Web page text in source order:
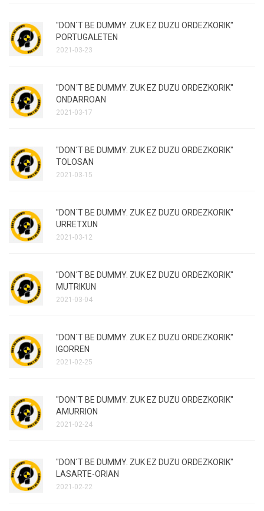
"DON´T BE DUMMY. ZUK EZ DUZU ORDEZKORIK"
PORTUGALETEN
2021-03-23
"DON´T BE DUMMY. ZUK EZ DUZU ORDEZKORIK"
ONDARROAN
2021-03-17
"DON´T BE DUMMY. ZUK EZ DUZU ORDEZKORIK"
TOLOSAN
2021-03-15
"DON´T BE DUMMY. ZUK EZ DUZU ORDEZKORIK"
URRETXUN
2021-03-12
"DON´T BE DUMMY. ZUK EZ DUZU ORDEZKORIK"
MUTRIKUN
2021-03-04
"DON´T BE DUMMY. ZUK EZ DUZU ORDEZKORIK"
IGORREN
2021-02-25
"DON´T BE DUMMY. ZUK EZ DUZU ORDEZKORIK"
AMURRION
2021-02-24
"DON´T BE DUMMY. ZUK EZ DUZU ORDEZKORIK"
LASARTE-ORIAN
2021-02-22